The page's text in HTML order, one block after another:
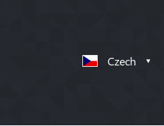
Czech